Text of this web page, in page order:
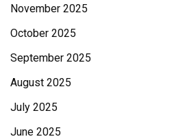
November 2025
October 2025
September 2025
August 2025
July 2025
June 2025